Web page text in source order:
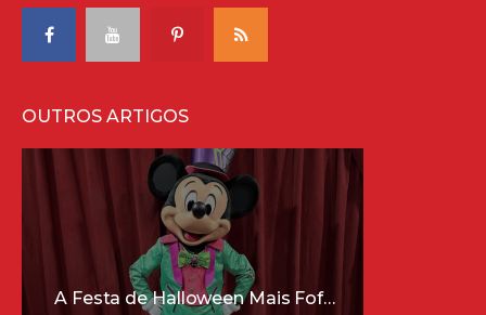
OUTROS ARTIGOS
A Festa de Halloween Mais Fofa da Disney Está Chegando!